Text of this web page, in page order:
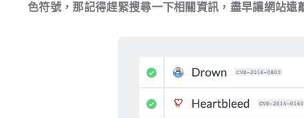
色符號，那記得趕緊搜尋一下相關資訊，盡早讓網站遠